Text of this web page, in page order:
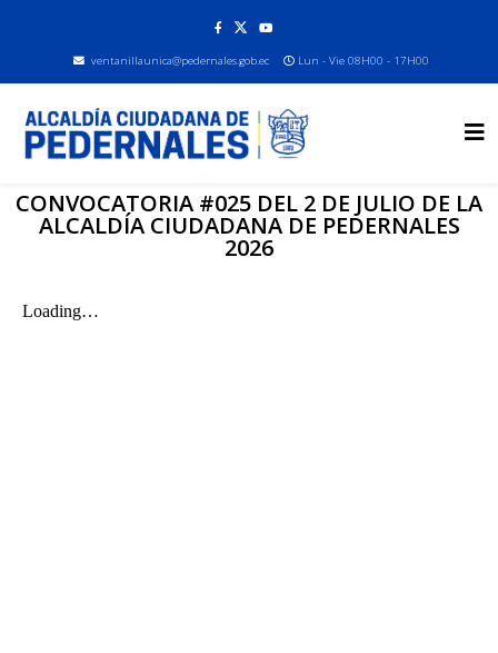
ventanillaunica@pedernales.gob.ec Lun - Vie 08H00 - 17H00
CONVOCATORIA #025 DEL 2 DE JULIO DE LA
ALCALDÍA CIUDADANA DE PEDERNALES
2026